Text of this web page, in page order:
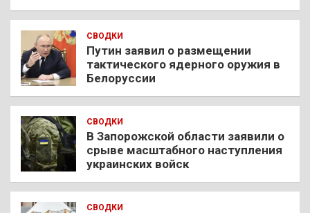
СВОДКИ
Путин заявил о размещении
тактического ядерного оружия в
Белоруссии
СВОДКИ
В Запорожской области заявили о
срыве масштабного наступления
украинских войск
СВОДКИ